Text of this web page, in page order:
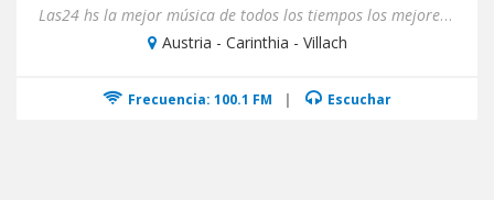
Las24 hs la mejor música de todos los tiempos los mejores clásicos
Austria - Carinthia - Villach
Frecuencia: 100.1 FM | Escuchar